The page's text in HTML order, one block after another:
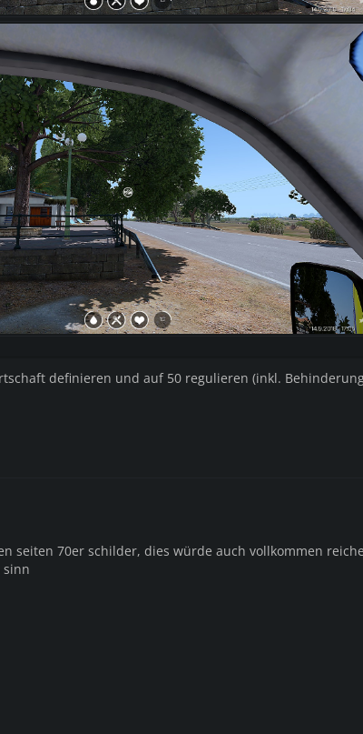
definieren und auf 50 regulieren (inkl.
seiten 70er schilder, dies würde auch vollkommen
sinn